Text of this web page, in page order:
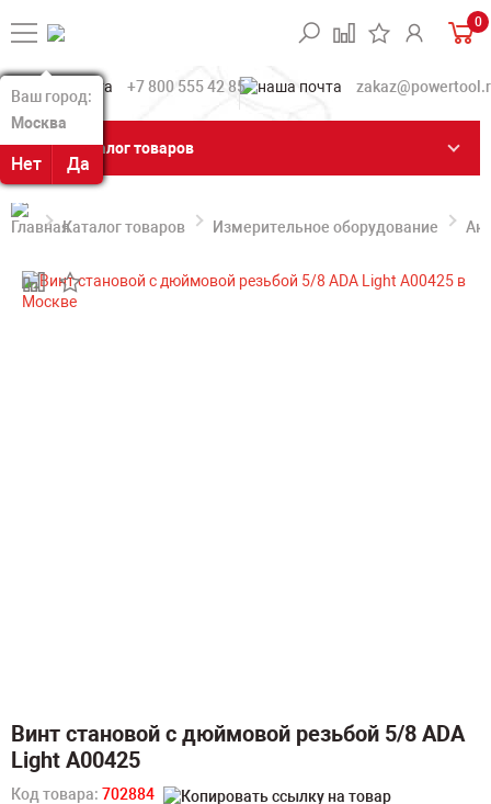
Ваш город:
Москва
Нет Да
Ваш город:
Москва
Нет Да
0
+7 800 555 42 85
Каталог товаров
Каталог товаров Измерительное оборудование
Винт становой с дюймовой резьбой 5/8 ADA
Light А00425
Код товара: 702884